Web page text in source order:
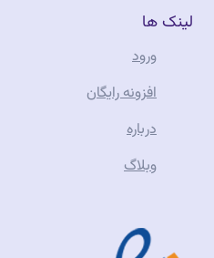
لینک ها
ورود
افزونه رایگان
درباره
وبلاگ